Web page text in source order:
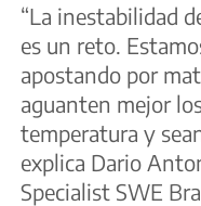
“La inestabilidad
es un reto.
apostando por
aguanten mejor
temperatura y
explica Dario
Specialist SWE